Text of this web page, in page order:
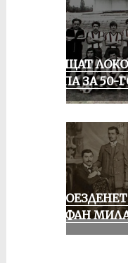
ПРАЩАТ
ГРУПА ЗА
СТЕФАН